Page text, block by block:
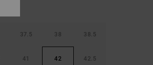
37.5 38 38.5
41 42 42.5